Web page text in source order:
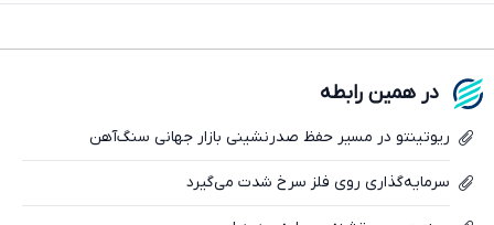
تلگرام
واتساپ
در همین رابطه
ریوتینتو در مسیر حفظ صدرنشینی بازار جهانی سنگ‌آهن
سرمایه‌گذاری روی فلز سرخ شدت می‌گیرد